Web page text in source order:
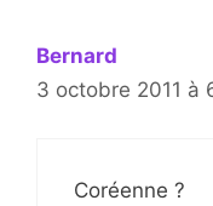
Bernard
3 octobre 2011 à
Coréenne ?